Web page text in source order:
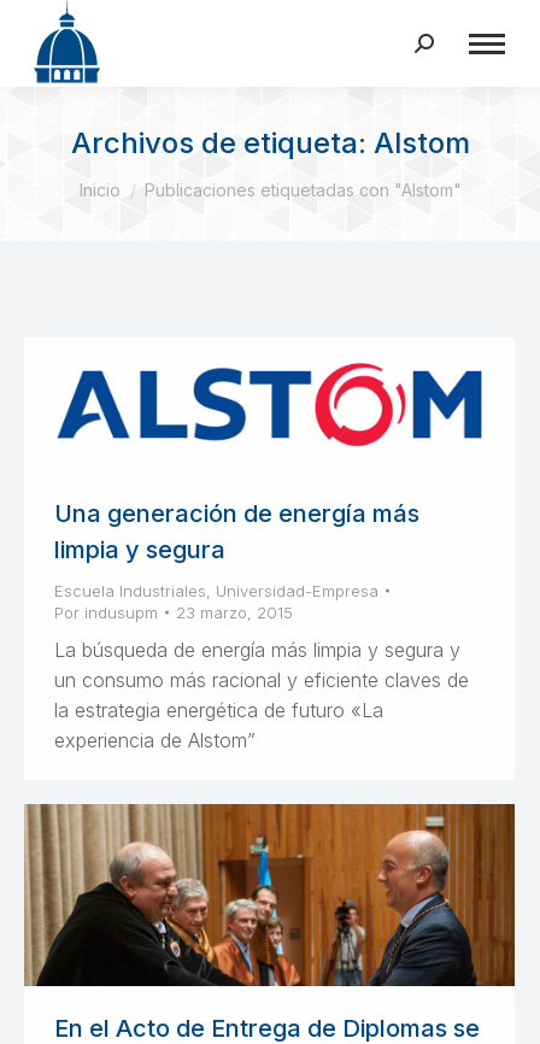
Buscar:
Archivos de etiqueta: Alstom
Estás aquí:
Inicio Publicaciones etiquetadas con "Alstom"
Una generación de energía más
limpia y segura
Escuela Industriales
Universidad-Empresa
Por indusupm 23 marzo, 2015
La búsqueda de energía más limpia y segura y
un consumo más racional y eficiente claves de
la estrategia energética de futuro «La
experiencia de Alstom”
En el Acto de Entrega de Diplomas se